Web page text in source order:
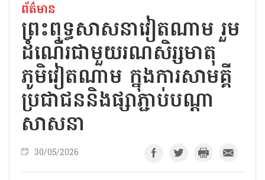
ព័ត៌មាន
ព្រះពុទ្ធសាសនាវៀតណាម រួម
ដំណើរជាមួយរណសិរ្សមាតុ
ភូមិវៀតណាម ក្នុងការសាមគ្គី
ប្រជាជននិងផ្សាភ្ជាប់បណ្តា
សាសនា
30/05/2026